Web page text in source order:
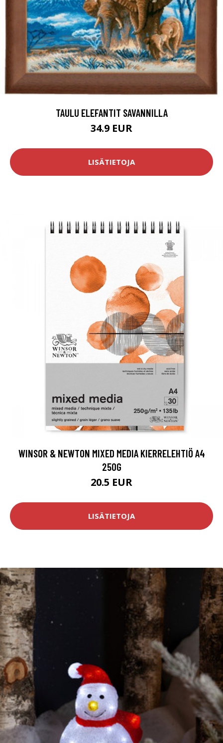
TAULU ELEFANTIT SAVANNILLA
34.9 EUR
LISÄTIETOJA
WINSOR & NEWTON MIXED MEDIA KIERRELEHTIÖ A4
250G
20.5 EUR
LISÄTIETOJA